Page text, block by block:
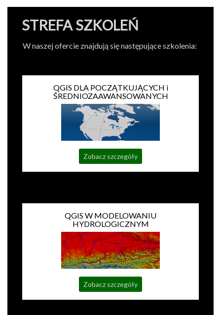
STREFA SZKOLEŃ
W naszej ofercie znajdują się następujące szkolenia:
QGIS DLA POCZĄTKUJĄCYCH i
ŚREDNIOZAAWANSOWANYCH
Zobacz szczegóły
QGIS W MODELOWANIU
HYDROLOGICZNYM
Zobacz szczegóły